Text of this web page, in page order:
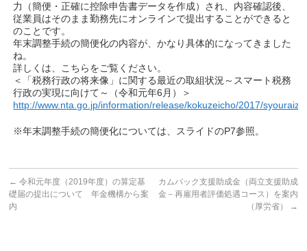
力（簡便・正確に控除申告書データを作成）され、内容確認後、
従業員はそのまま勤務先にオンラインで提出することができると
のことです。
年末調整手続の簡便化の内容が、かなり具体的になってきました
ね。
詳しくは、こちらをご覧ください。
＜「税務行政の将来像」に関する最近の取組状況～スマート税務
行政の実現に向けて～（令和元年6月）＞
http://www.nta.go.jp/information/release/kokuzeicho/2017/
※年末調整手続の簡便化については、スライドのP7参照。
← 令和元年度（2019年度）の算定基
礎届の提出について 年金機構から案
内
カムバック支援助成金（両立支援助成
金－再雇用者評価処遇コース）を案内
（厚労省）
→